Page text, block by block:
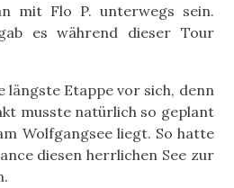
mit Flo P. unterwegs sein.
es während dieser Tour
längste Etappe vor sich, denn
musste natürlich so geplant
Wolfgangsee liegt. So hatte
diesen herrlichen See zur